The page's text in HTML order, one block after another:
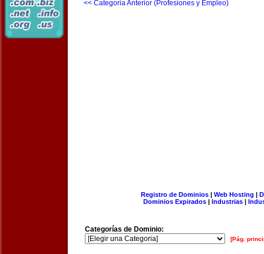
<< Categoria Anterior (Profesiones y Empleo)
Registro de Dominios| Web Hosting |
Dominios Expirados | Industrias |
Categorías de Dominio:
[Pág.